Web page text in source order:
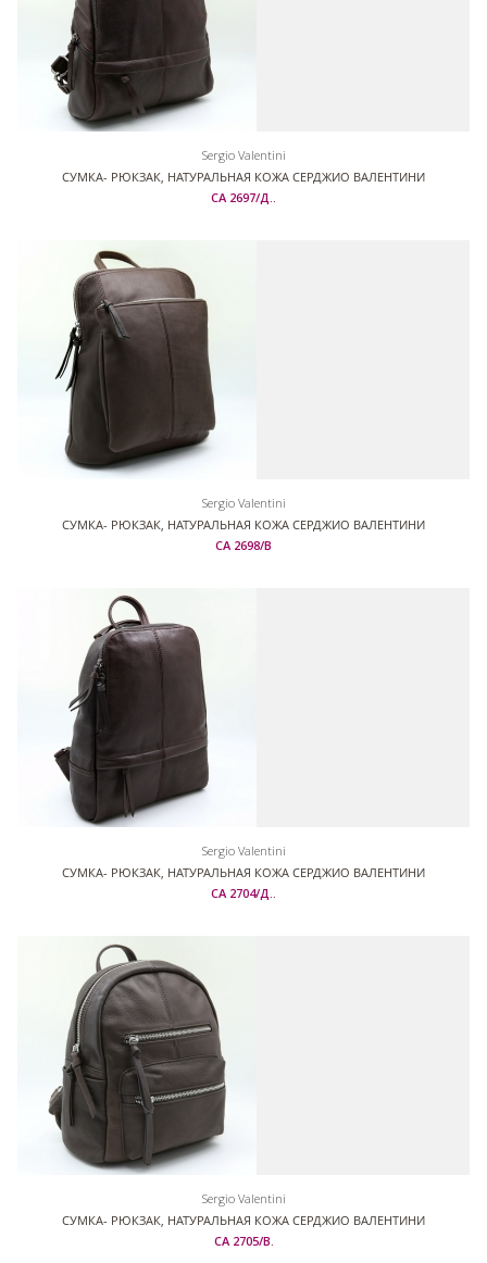
Sergio Valentini
СУМКА- РЮКЗАК, НАТУРАЛЬНАЯ КОЖА СЕРДЖИО ВАЛЕНТИНИ
СА 2697/Д..
Sergio Valentini
СУМКА- РЮКЗАК, НАТУРАЛЬНАЯ КОЖА СЕРДЖИО ВАЛЕНТИНИ
СА 2698/В
Sergio Valentini
СУМКА- РЮКЗАК, НАТУРАЛЬНАЯ КОЖА СЕРДЖИО ВАЛЕНТИНИ
СА 2704/Д..
Sergio Valentini
СУМКА- РЮКЗАК, НАТУРАЛЬНАЯ КОЖА СЕРДЖИО ВАЛЕНТИНИ
СА 2705/В.